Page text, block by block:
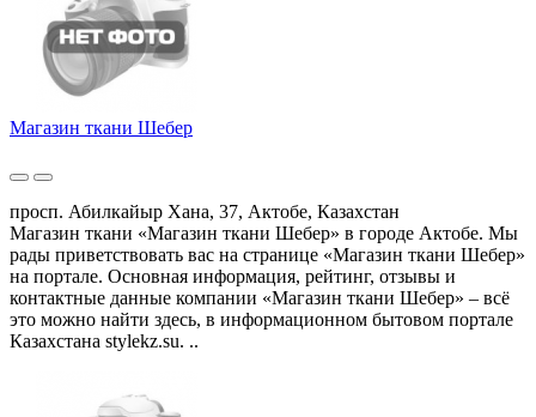
Магазин ткани Шебер
просп. Абилкайыр Хана, 37, Актобе, Казахстан
Магазин ткани «Магазин ткани Шебер» в городе Актобе. Мы
рады приветствовать вас на странице «Магазин ткани Шебер»
на портале. Основная информация, рейтинг, отзывы и
контактные данные компании «Магазин ткани Шебер» – всё
это можно найти здесь, в информационном бытовом портале
Казахстана stylekz.su. ..